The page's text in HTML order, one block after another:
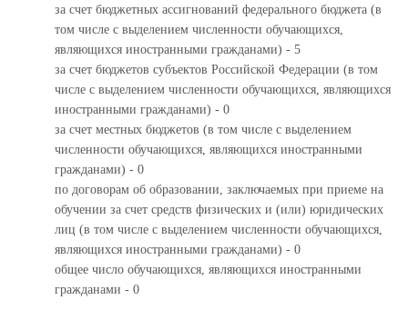
за счет бюджетных ассигнований федерального бюджета (в
том числе с выделением численности обучающихся,
являющихся иностранными гражданами) - 5
за счет бюджетов субъектов Российской Федерации (в том
числе с выделением численности обучающихся, являющихся
иностранными гражданами) - 0
за счет местных бюджетов (в том числе с выделением
численности обучающихся, являющихся иностранными
гражданами) - 0
по договорам об образовании, заключаемых при приеме на
обучении за счет средств физических и (или) юридических
лиц (в том числе с выделением численности обучающихся,
являющихся иностранными гражданами) - 0
общее число обучающихся, являющихся иностранными
гражданами - 0